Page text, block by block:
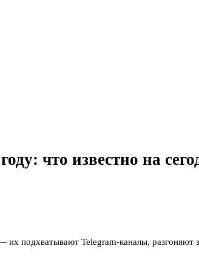
что известно на
подхватывают Telegram-каналы,